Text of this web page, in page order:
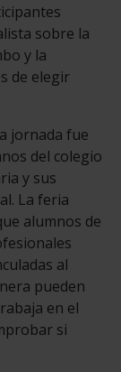
sobre la
y la
de elegir
jornada fue
del colegio
y sus
La feria
alumnos de
al
pueden
en el
si